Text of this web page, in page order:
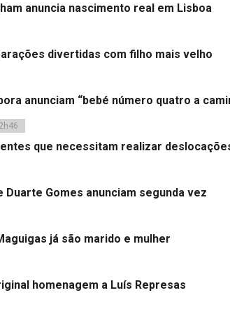
anuncia nascimento real em Lisboa
divertidas com filho mais velho
anunciam “bebé número quatro a
que necessitam realizar
Duarte Gomes anunciam segunda vez
já são marido e mulher
homenagem a Luís Represas